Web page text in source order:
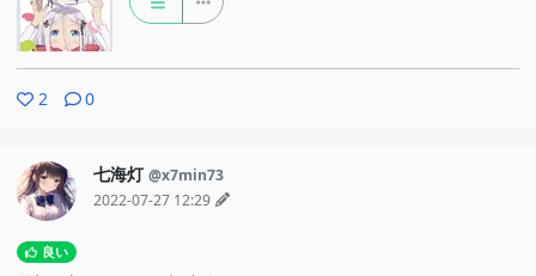
2 0
七海灯 @x7min73
2022-07-27 12:29
良い